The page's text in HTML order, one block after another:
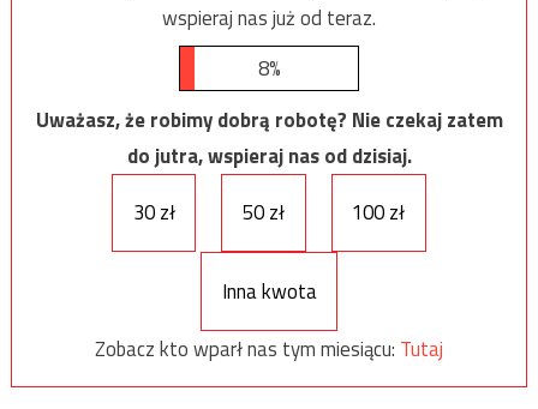
wspieraj nas już od teraz.
8%
Uważasz, że robimy dobrą robotę? Nie czekaj zatem
do jutra, wspieraj nas od dzisiaj.
30 zł
50 zł 100 zł
Inna kwota
Zobacz kto wparł nas tym miesiącu: Tutaj